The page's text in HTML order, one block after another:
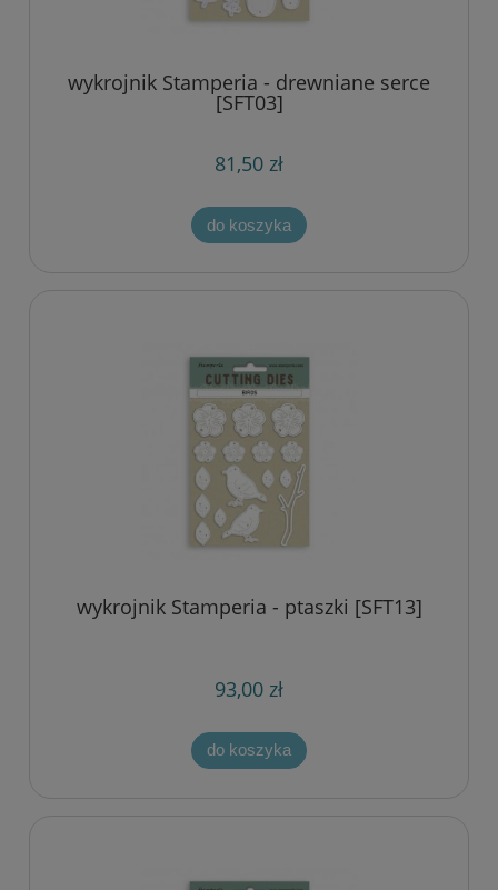
wykrojnik Stamperia - drewniane serce
[SFT03]
81,50 zł
do koszyka
wykrojnik Stamperia - ptaszki [SFT13]
93,00 zł
do koszyka